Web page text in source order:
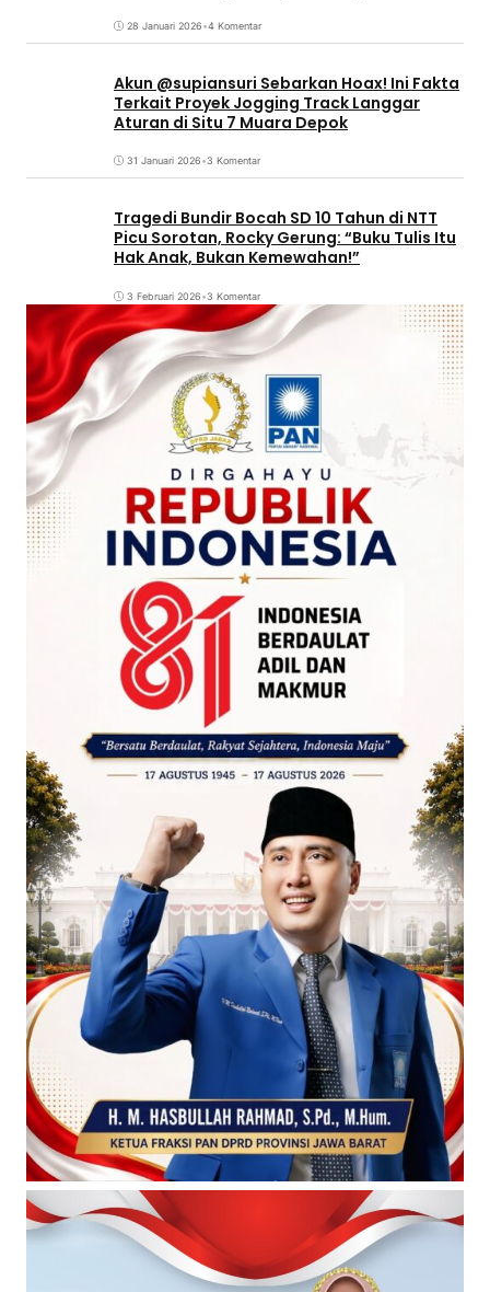
28 Januari 2026•4 Komentar
Akun @supiansuri Sebarkan Hoax! Ini Fakta
Terkait Proyek Jogging Track Langgar
Aturan di Situ 7 Muara Depok
31 Januari 2026•3 Komentar
Tragedi Bundir Bocah SD 10 Tahun di NTT
Picu Sorotan, Rocky Gerung: “Buku Tulis Itu
Hak Anak, Bukan Kemewahan!”
3 Februari 2026•3 Komentar